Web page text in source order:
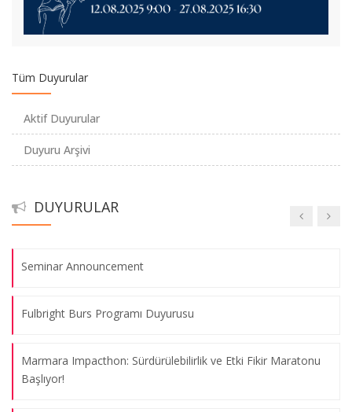
Tüm Duyurular
Aktif Duyurular
Duyuru Arşivi
DUYURULAR
TESYEV Bursu Duyurusu
Lisansüstü Başvuruları
2025-2026 Eğitim-Öğretim Yılı Bitirme Projeleri Duyurusu
Seminar Announcement
Fulbright Burs Programı Duyurusu
Marmara Impacthon: Sürdürülebilirlik ve Etki Fikir Maratonu
Başlıyor!
27.09.2024